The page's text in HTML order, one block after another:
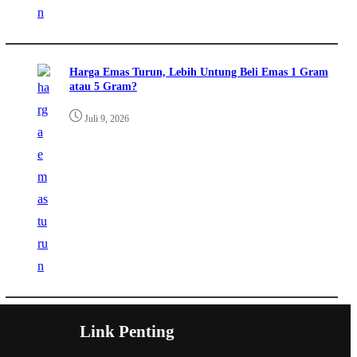
Harga Emas Turun, Lebih Untung Beli Emas 1 Gram
atau 5 Gram?
Juli 9, 2026
Link Penting